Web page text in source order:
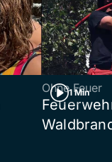
1 Min
Ohne Feuer